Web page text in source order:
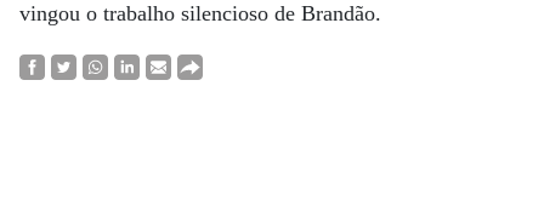
vingou o trabalho silencioso de Brandão.